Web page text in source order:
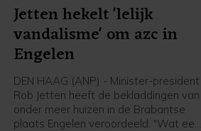
Jetten hekelt 'lelijk
vandalisme' om azc in
Engelen
DEN HAAG (ANP) - Minister-president
Rob Jetten heeft de bekladdingen van
onder meer huizen in de Brabantse
plaats Engelen veroordeeld. "Wat een